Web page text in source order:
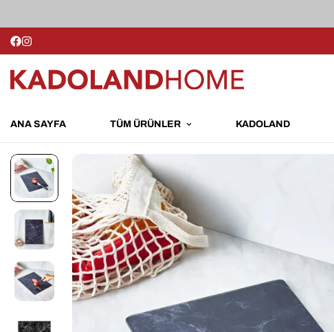
ANA SAYFA TÜM ÜRÜNLER KADOLAND